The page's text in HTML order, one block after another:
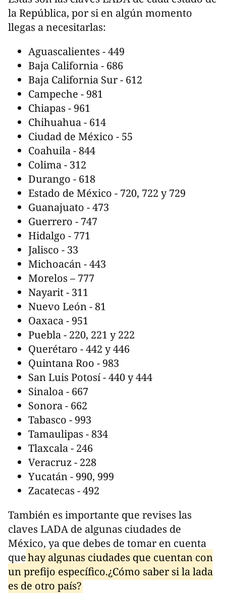
la República, por si en algún momento
llegas a necesitarlas:
Aguascalientes - 449
Baja California - 686
Baja California Sur - 612
Campeche - 981
Chiapas - 961
Chihuahua - 614
Ciudad de México - 55
Coahuila - 844
Colima - 312
Durango - 618
Estado de México - 720, 722 y 729
Guanajuato - 473
Guerrero - 747
Hidalgo - 771
Jalisco - 33
Michoacán - 443
Morelos – 777
Nayarit - 311
Nuevo León - 81
Oaxaca - 951
Puebla - 220, 221 y 222
Querétaro - 442 y 446
Quintana Roo - 983
San Luis Potosí - 440 y 444
Sinaloa - 667
Sonora - 662
Tabasco - 993
Tamaulipas - 834
Tlaxcala - 246
Veracruz - 228
Yucatán - 990, 999
Zacatecas - 492
También es importante que revises las
claves LADA de algunas ciudades de
México, ya que debes de tomar en cuenta
quehay algunas ciudades que cuentan con
un prefijo específico.¿Cómo saber si la lada
es de otro país?